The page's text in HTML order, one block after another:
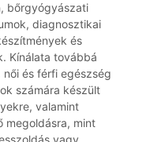
bőrgyógyászati
diagnosztikai
és
Kínálata továbbá
és férfi egészség
számára készült
valamint
megoldásra, mint
vagy